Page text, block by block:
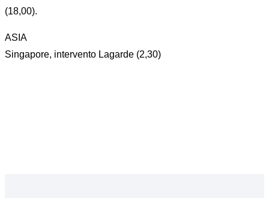
(18,00).
ASIA
Singapore, intervento Lagarde (2,30)